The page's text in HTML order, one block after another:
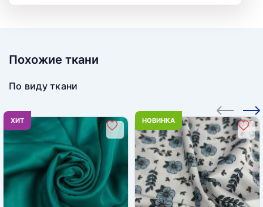
Похожие ткани
По виду ткани
ХИТ НОВИНКА